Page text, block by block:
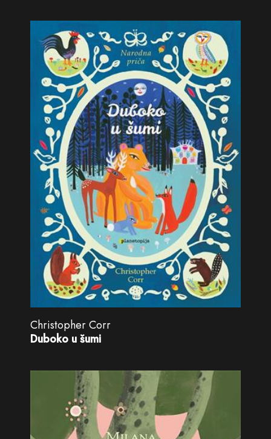
Christopher Corr
Duboko u šumi